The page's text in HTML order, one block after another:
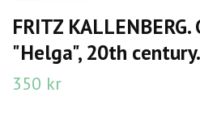
FRITZ
"Helga", 20th century.
350 kr